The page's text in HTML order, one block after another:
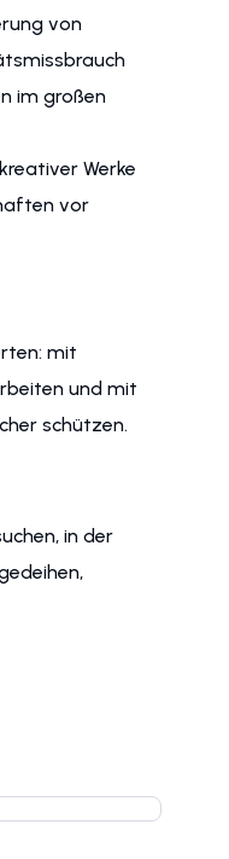
von
im großen
Werke
vor
mit
und mit
schützen.
in der